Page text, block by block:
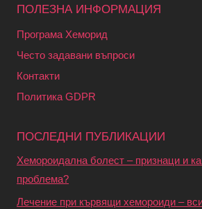
ПОЛЕЗНА ИНФОРМАЦИЯ
Програма Хеморид
Често задавани въпроси
Контакти
Политика GDPR
ПОСЛЕДНИ ПУБЛИКАЦИИ
Хемороидална болест – признаци и
проблема?
Лечение при кървящи хемороиди –